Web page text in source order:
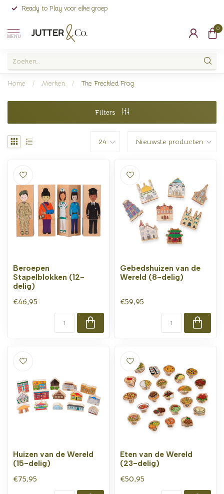
Ready to Play voor elke groep
MENU
0
Home / Merken / The Freckled Frog
Filters
Beroepen
Stapelblokken (12-
delig)
€46,95
Gebedshuizen van de
Wereld (8-delig)
€59,95
Huizen van de Wereld
(15-delig)
€75,95
Eten van de Wereld
(23-delig)
€50,95